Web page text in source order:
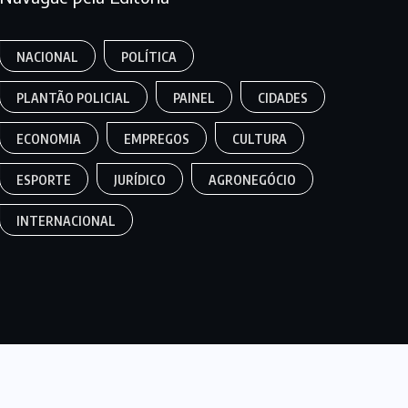
NACIONAL POLÍTICA
PLANTÃO POLICIAL PAINEL CIDADES
ECONOMIA EMPREGOS CULTURA
ESPORTE JURÍDICO AGRONEGÓCIO
INTERNACIONAL